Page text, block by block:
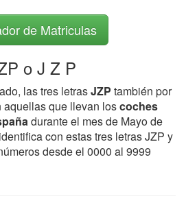
de Matriculas
o J Z P
las tres letrasJZP también por
aquellas que llevan loscoches
durante el mes de Mayo de
con estas tres letras JZP y
desde el 0000 al 9999